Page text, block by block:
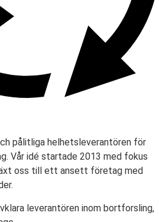
pålitliga helhetsleverantören för
Vår idé startade 2013 med fokus
oss till ett ansett företag med
leverantören inom bortforsling,